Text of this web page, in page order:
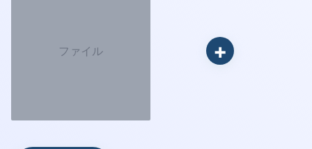
ファイル +